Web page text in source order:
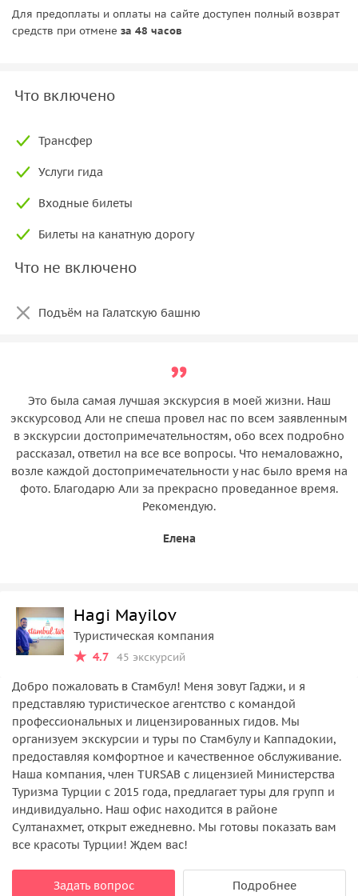
Для предоплаты и оплаты на сайте доступен полный возврат
средств при отмене за 48 часов
Что включено
Трансфер
Услуги гида
Входные билеты
Билеты на канатную дорогу
Что не включено
Подъём на Галатскую башню
Это была самая лучшая экскурсия в моей жизни. Наш
экскурсовод Али не спеша провел нас по всем заявленным
в экскурсии достопримечательностям, обо всех подробно
рассказал, ответил на все все вопросы. Что немаловажно,
возле каждой достопримечательности у нас было время на
фото. Благодарю Али за прекрасно проведанное время.
Рекомендую.
Елена
Hagi Mayilov
Туристическая компания
4.7 45 экскурсий
Добро пожаловать в Стамбул! Меня зовут Гаджи, и я
представляю туристическое агентство с командой
профессиональных и лицензированных гидов. Мы
организуем экскурсии и туры по Стамбулу и Каппадокии,
предоставляя комфортное и качественное обслуживание.
Наша компания, член TURSAB с лицензией Министерства
Туризма Турции с 2015 года, предлагает туры для групп и
индивидуально. Наш офис находится в районе
Султанахмет, открыт ежедневно. Мы готовы показать вам
все красоты Турции! Ждем вас!
Задать вопрос Подробнее